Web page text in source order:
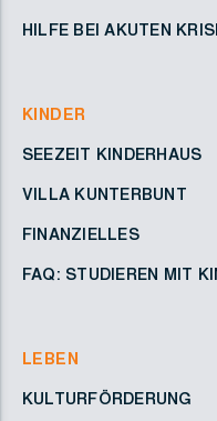
HILFE BEI AKUTEN
KINDER
SEEZEIT KINDERHAUS
VILLA KUNTERBUNT
FINANZIELLES
FAQ: STUDIEREN MIT
LEBEN
KULTURFÖRDERUNG